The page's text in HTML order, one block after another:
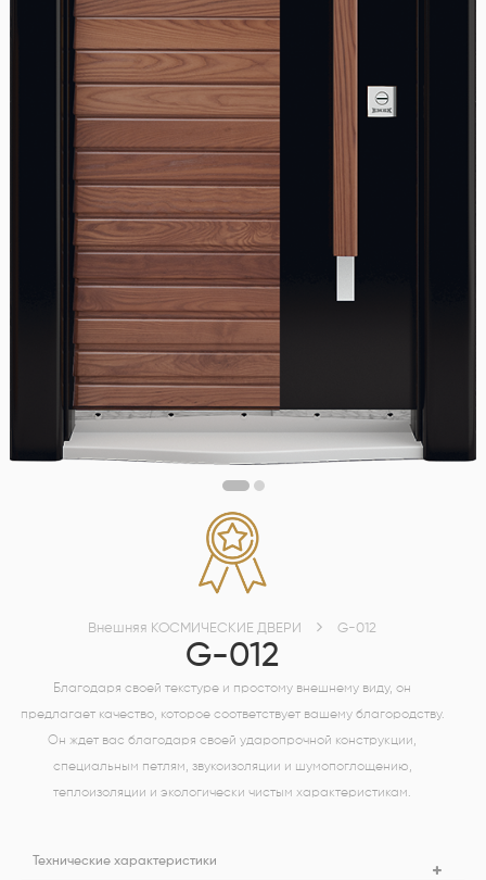
Внешняя КОСМИЧЕСКИЕ ДВЕРИ G-012
G-012
Благодаря своей текстуре и простому внешнему виду, он
предлагает качество, которое соответствует вашему благородству.
Он ждет вас благодаря своей ударопрочной конструкции,
специальным петлям, звукоизоляции и шумопоглощению,
теплоизоляции и экологически чистым характеристикам.
Технические характеристики